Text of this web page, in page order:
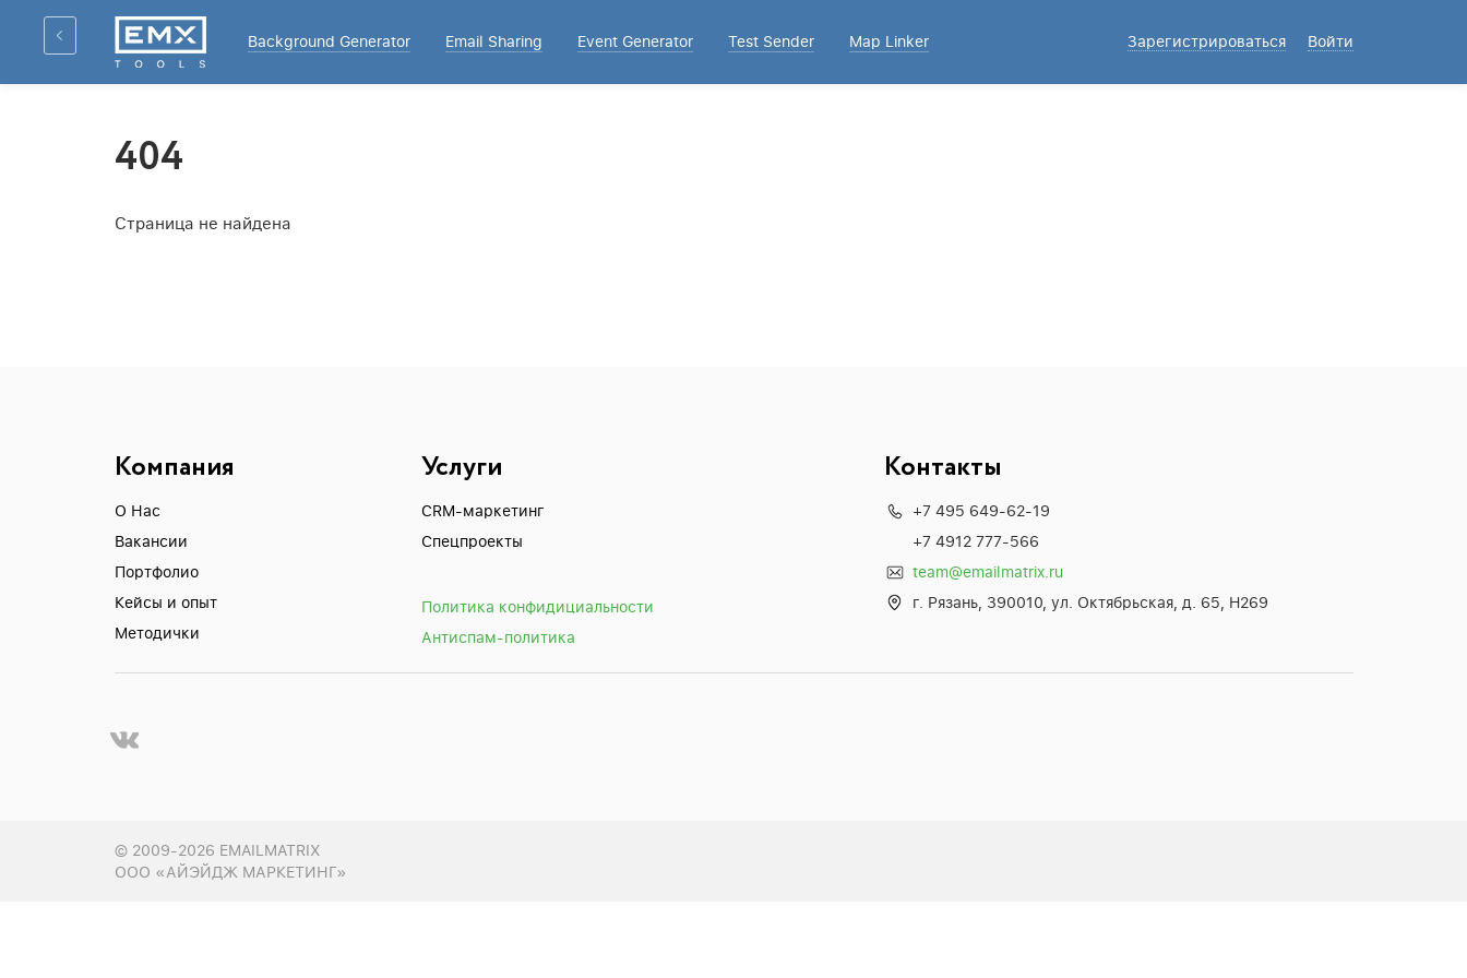
Зарегистрироваться Войти
Background Generator Email Sharing Event Generator Test Sender Map Linker
404
Страница не найдена
Контакты
+7 495 649-62-19
+7 4912 777-566
team@emailmatrix.ru
г. Рязань, 390010, ул. Октябрьская, д. 65, H269
Компания
О Нас
Вакансии
Портфолио
Кейсы и опыт
Методички
Услуги
CRM-маркетинг
Спецпроекты
Политика конфидициальности
Антиспам-политика
© 2009-2026 EMAILMATRIX
ООО «АЙЭЙДЖ МАРКЕТИНГ»